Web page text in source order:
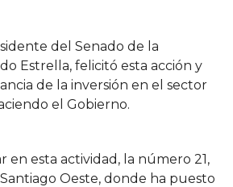
del Senado de la
Estrella, felicitó esta acción y
de la inversión en el sector
el Gobierno.
en esta actividad, la número 21,
Oeste, donde ha puesto